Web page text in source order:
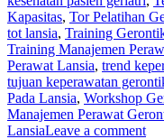
Kapasitas, Tor Pelatihan
tot lansia, Training
Training Manajemen
Perawat Lansia, trend
tujuan keperawatan
Pada Lansia, Workshop
Manajemen Perawat
LansiaLeave a comment